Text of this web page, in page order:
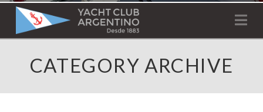
ESCUELA RECREATIVA 2026
YACHT
CLUB
ARGENTINO
CATEGORY ARCHIVE